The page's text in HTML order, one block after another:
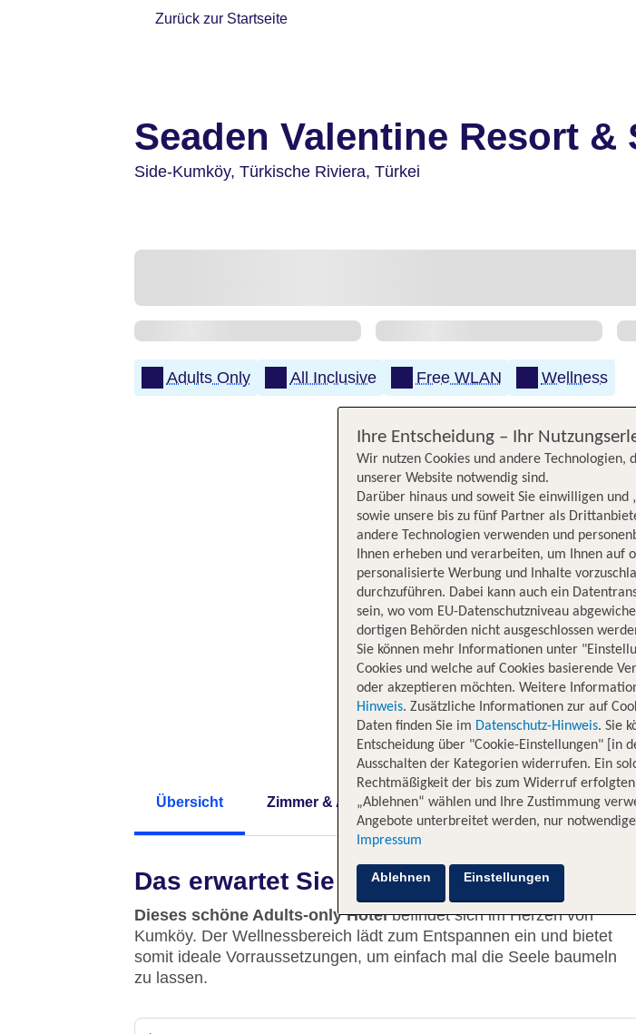
Zurück zur Startseite
Seaden Valentine Resort &
Side-Kumköy, Türkische Riviera, Türkei
Adults Only All Inclusive Free WLAN Wellness
Übersicht Zimmer & Angebote Hotelinformationen
Das erwartet Sie
Dieses schöne Adults-only Hotelbefindet sich im Herzen von
Kumköy. Der Wellnessbereich lädt zum Entspannen ein und bietet
somit ideale Vorraussetzungen, um einfach mal die Seele baumeln
zu lassen.
Ihre Entscheidung – Ihr
Wir nutzen Cookies und andere Technologien,
unserer Website notwendig sind.
Darüber hinaus und soweit Sie einwilligen und
sowie unsere bis zu fünf Partner als
andere Technologien verwenden und
Ihnen erheben und verarbeiten, um Ihnen auf
personalisierte Werbung und Inhalte
durchzuführen. Dabei kann auch ein
sein, wo vom EU-Datenschutzniveau
dortigen Behörden nicht ausgeschlossen
Sie können mehr Informationen unter
Cookies und welche auf Cookies basierende
oder akzeptieren möchten. Weitere
Hinweis. Zusätzliche Informationen zur auf
Daten finden Sie im Datenschutz-Hinweis. Sie
Entscheidung über "Cookie-Einstellungen" [in
Ausschalten der Kategorien widerrufen. Ein
Rechtmäßigkeit der bis zum Widerruf
„Ablehnen“ wählen und Ihre Zustimmung
Angebote unterbreitet werden, nur notwendige
Impressum
Ablehnen Einstellungen